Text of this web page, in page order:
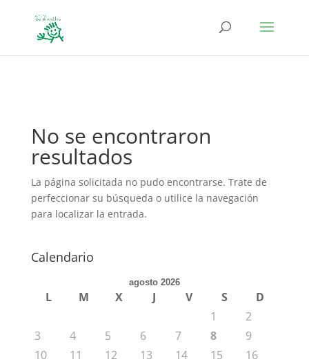
No se encontraron
resultados
La página solicitada no pudo encontrarse. Trate de
perfeccionar su búsqueda o utilice la navegación
para localizar la entrada.
Calendario
agosto 2026
L M X J V S
D
1
2
3
4 5 6 7 8
9
10
11 12 13 14 15
16